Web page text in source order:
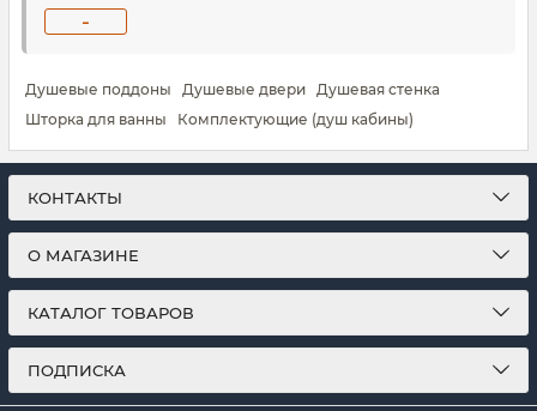
-
Душевые поддоны Душевые двери Душевая стенка
Шторка для ванны
Комплектующие (душ кабины)
КОНТАКТЫ
О МАГАЗИНЕ
КАТАЛОГ ТОВАРОВ
ПОДПИСКА